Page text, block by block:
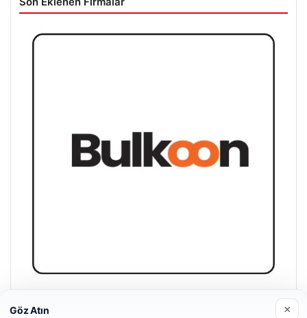
Bulkoon Toptan Ayakkabı
Göz Atın ×